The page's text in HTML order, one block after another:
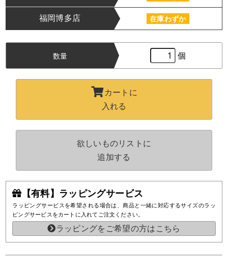
福岡博多店 在庫わずか
【有料】ラッピングサービス
ラッピングサービスを希望される場合は、商品と一緒に対応するサイズのラッ
ピングサービスをカートに入れてご注文ください。
ラッピングをご希望の方はこちら
数量 個
カートに
入れる
欲しいものリストに
追加する